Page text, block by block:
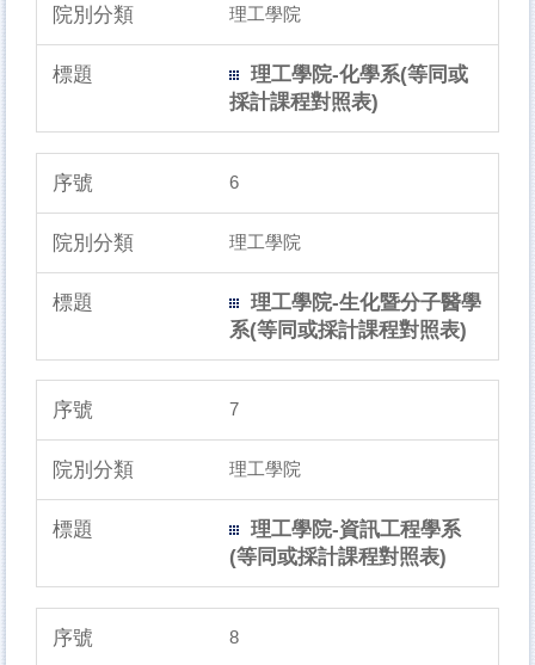
理工學院
理工學院-化學系(等同或
採計課程對照表)
6
理工學院
理工學院-生化暨分子醫學
系(等同或採計課程對照表)
7
理工學院
理工學院-資訊工程學系
(等同或採計課程對照表)
8